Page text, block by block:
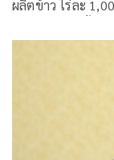
ผลิตข้าว ไร่ละ